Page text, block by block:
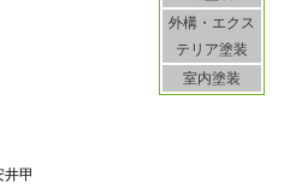
外構・エクス
テリア塗装
室内塗装
甲